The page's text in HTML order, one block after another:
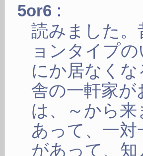
5or6 :
読みました
ョンタイプ
にか居なく
舎の一軒家
は、～から
あって、一
があって、